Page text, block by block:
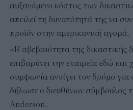
αυξανόμενο κόστος των
απειλεί τη δυνατότητά της να
προϊόν στην αμερικανική αγορά.
«Η αβεβαιότητα της δικαστικής
επιβαρύνει την εταιρεία εδώ και
συμφωνία ανοίγει τον δρόμο για
δήλωσε ο διευθύνων σύμβουλος
Anderson.